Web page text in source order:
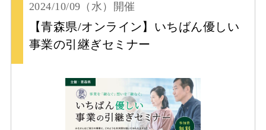
2024/10/09 （水） 開催
【青森県/オンライン】いちばん優しい
事業の引継ぎセミナー